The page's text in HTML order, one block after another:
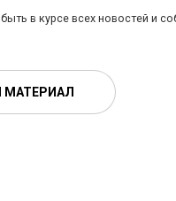
в курсе всех новостей и